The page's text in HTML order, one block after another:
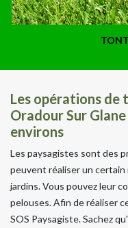
Les opérations de
Oradour Sur
environs
Les paysagistes sont des
peuvent réaliser un
jardins. Vous pouvez leur
pelouses. Afin de réaliser
SOS Paysagiste. Sachez